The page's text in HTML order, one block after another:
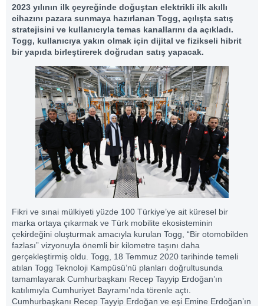
2023 yılının ilk çeyreğinde doğuştan elektrikli ilk akıllı
cihazını pazara sunmaya hazırlanan Togg, açılışta satış
stratejisini ve kullanıcıyla temas kanallarını da açıkladı.
Togg, kullanıcıya yakın olmak için dijital ve fizikseli hibrit
bir yapıda birleştirerek doğrudan satış yapacak.
Fikri ve sınai mülkiyeti yüzde 100 Türkiye’ye ait küresel bir
marka ortaya çıkarmak ve Türk mobilite ekosisteminin
çekirdeğini oluşturmak amacıyla kurulan Togg, “Bir otomobilden
fazlası” vizyonuyla önemli bir kilometre taşını daha
gerçekleştirmiş oldu. Togg, 18 Temmuz 2020 tarihinde temeli
atılan Togg Teknoloji Kampüsü’nü planları doğrultusunda
tamamlayarak Cumhurbaşkanı Recep Tayyip Erdoğan’ın
katılımıyla Cumhuriyet Bayramı’nda törenle açtı.
Cumhurbaşkanı Recep Tayyip Erdoğan ve eşi Emine Erdoğan’ın